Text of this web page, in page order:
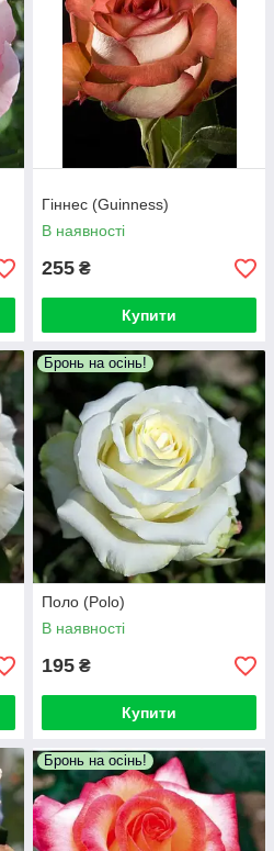
Гіннес (Guinness)
В наявності
255 ₴
Купити
Бронь на осінь!
Поло (Polo)
В наявності
195 ₴
Купити
Бронь на осінь!